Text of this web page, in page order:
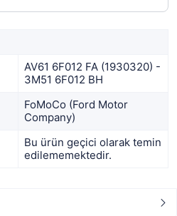
AV61 6F012 FA (1930320) -
3M51 6F012 BH
FoMoCo (Ford Motor
Company)
Bu ürün geçici olarak temin
edilememektedir.